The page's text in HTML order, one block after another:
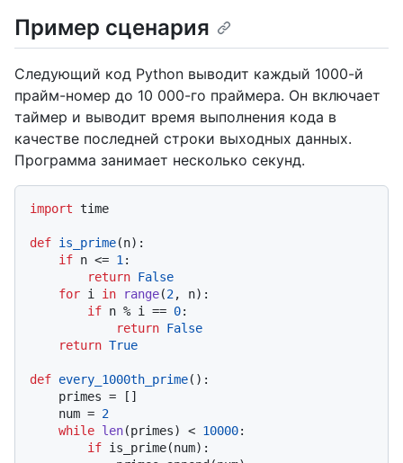
Пример сценария
Следующий код Python выводит каждый 1000-й
прайм-номер до 10 000-го праймера. Он включает
таймер и выводит время выполнения кода в
качестве последней строки выходных данных.
Программа занимает несколько секунд.
import time
def is_prime(n):
if n <= 1 :
return False
for i in range(2, n):
if n % i == 0:
return False
return True
def every_1000th_prime():
    num =
2
while len(primes) < 10000:
if is_prime(num):